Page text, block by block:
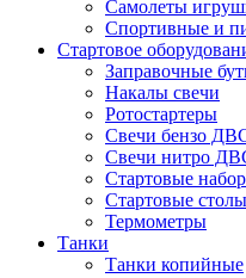
Самолеты
Спортивные и
Стартовое
Заправочные
Накалы свечи
Ротостартеры
Свечи бензо
Свечи нитро
Стартовые
Стартовые
Термометры
Танки
Танки копийные